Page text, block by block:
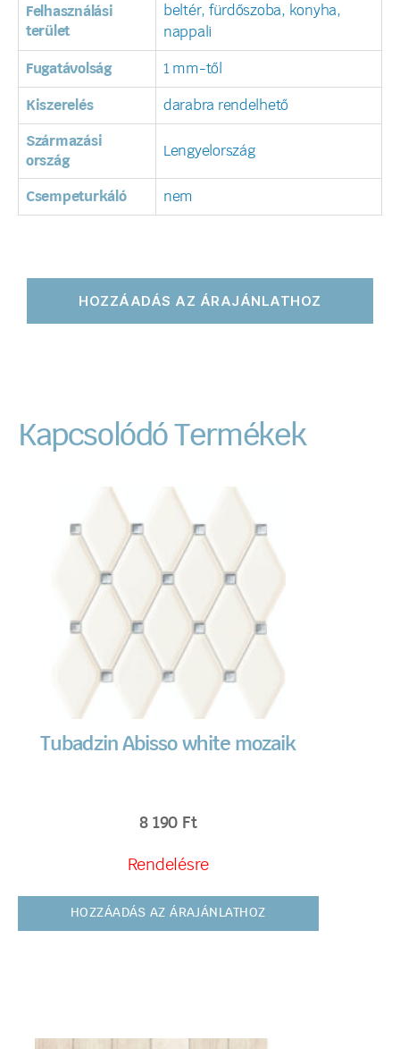
Felhasználási
terület
beltér, fürdőszoba, konyha,
nappali
Fugatávolság 1 mm-től
Kiszerelés darabra rendelhető
Származási
ország
Lengyelország
Csempeturkáló nem
HOZZÁADÁS AZ ÁRAJÁNLATHOZ
Kapcsolódó Termékek
Tubadzin Abisso white mozaik
8 190 Ft
Rendelésre
HOZZÁADÁS AZ ÁRAJÁNLATHOZ